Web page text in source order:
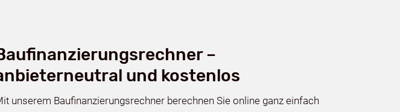
–
und kostenlos
unserem Baufinanzierungsrechner berechnen Sie online ganz einfach